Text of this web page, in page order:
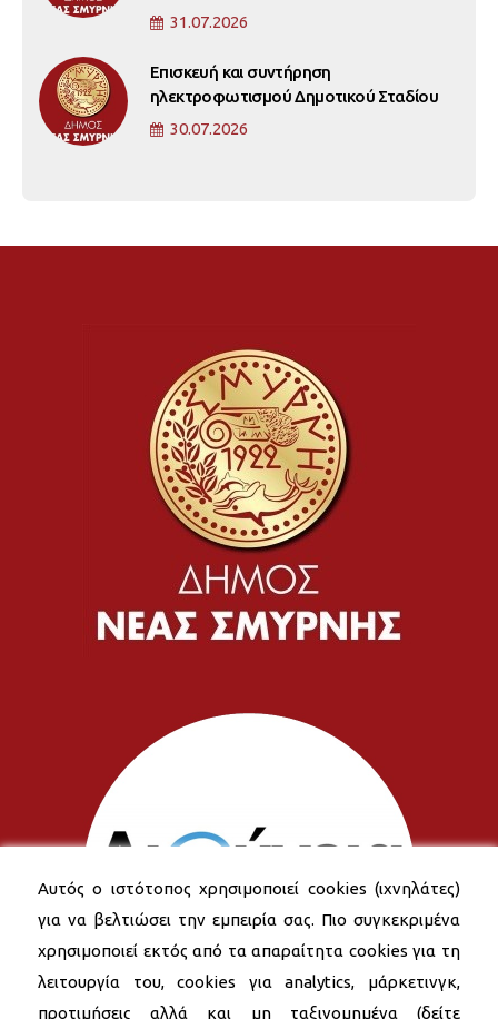
31.07.2026
Επισκευή και συντήρηση
ηλεκτροφωτισμού Δημοτικού Σταδίου
30.07.2026
Αυτός ο ιστότοπος χρησιμοποιεί cookies (ιχνηλάτες)
για να βελτιώσει την εμπειρία σας. Πιο συγκεκριμένα
χρησιμοποιεί εκτός από τα απαραίτητα cookies για τη
λειτουργία του, cookies για analytics, μάρκετινγκ,
προτιμήσεις αλλά και μη ταξινομημένα (δείτε